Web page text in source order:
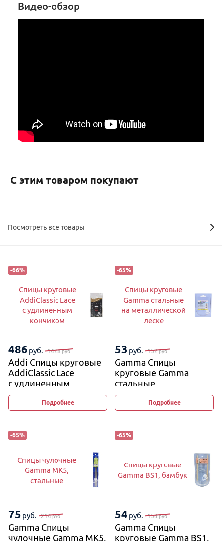
Видео-обзор
С этим товаром покупают
Посмотреть все товары
-66%
Спицы круговые
AddiClassic Lace
с удлиненным
кончиком
486 руб. 1428руб.
Addi Спицы круговые
AddiClassic Lace
с удлиненным
кончиком
Подробнее
-65%
Спицы круговые
Gamma стальные
на металлической
леске
53 руб. 152руб.
Gamma Спицы
круговые Gamma
стальные
на металлической
Подробнее
-65%
Спицы чулочные
Gamma MK5,
стальные
75 руб. 214руб.
Gamma Спицы
чулочные Gamma MK5,
-65%
Спицы круговые
Gamma BS1, бамбук
54 руб. 154руб.
Gamma Спицы
круговые Gamma BS1,